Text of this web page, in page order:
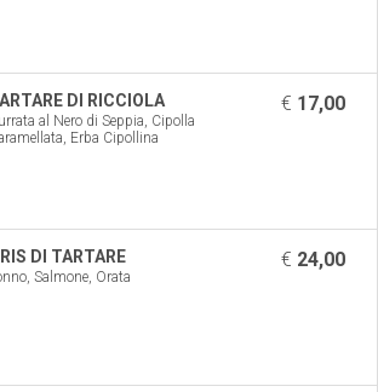
DI RICCIOLA
al Nero di Seppia, Cipolla
Erba Cipollina
€ 17,00
DI TARTARE
Salmone, Orata
€ 24,00